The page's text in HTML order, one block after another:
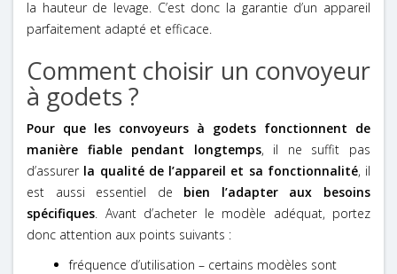
la hauteur de levage. C’est donc la garantie d’un appareil
parfaitement adapté et efficace.
Comment choisir un convoyeur
à godets ?
Pour que les convoyeurs à godets fonctionnent de
manière fiable pendant longtemps, il ne suffit pas
d’assurer la qualité de l’appareil et sa fonctionnalité, il
est aussi essentiel de bien l’adapter aux besoins
spécifiques. Avant d’acheter le modèle adéquat, portez
donc attention aux points suivants :
fréquence d’utilisation – certains modèles sont